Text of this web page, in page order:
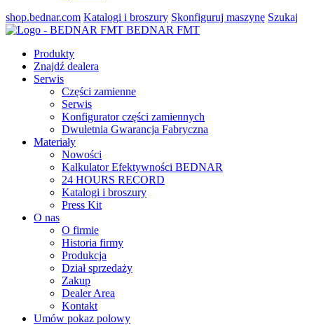
shop.bednar.com Katalogi i broszury Skonfiguruj maszynę Szukaj
BEDNAR FMT
Produkty
Znajdź dealera
Serwis
Części zamienne
Serwis
Konfigurator części zamiennych
Dwuletnia Gwarancja Fabryczna
Materiały
Nowości
Kalkulator Efektywności BEDNAR
24 HOURS RECORD
Katalogi i broszury
Press Kit
O nas
O firmie
Historia firmy
Produkcja
Dział sprzedaży
Zakup
Dealer Area
Kontakt
Umów pokaz polowy